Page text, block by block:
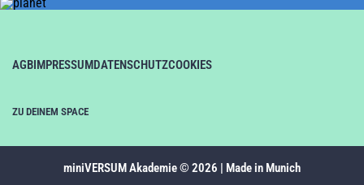
AGBIMPRESSUMDATENSCHUTZCOOKIES
ZU DEINEM SPACE
miniVERSUM Akademie © 2026 | Made in Munich